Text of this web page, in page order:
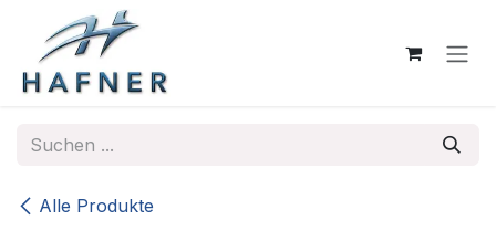
Zum Inhalt springen
Alle Produkte